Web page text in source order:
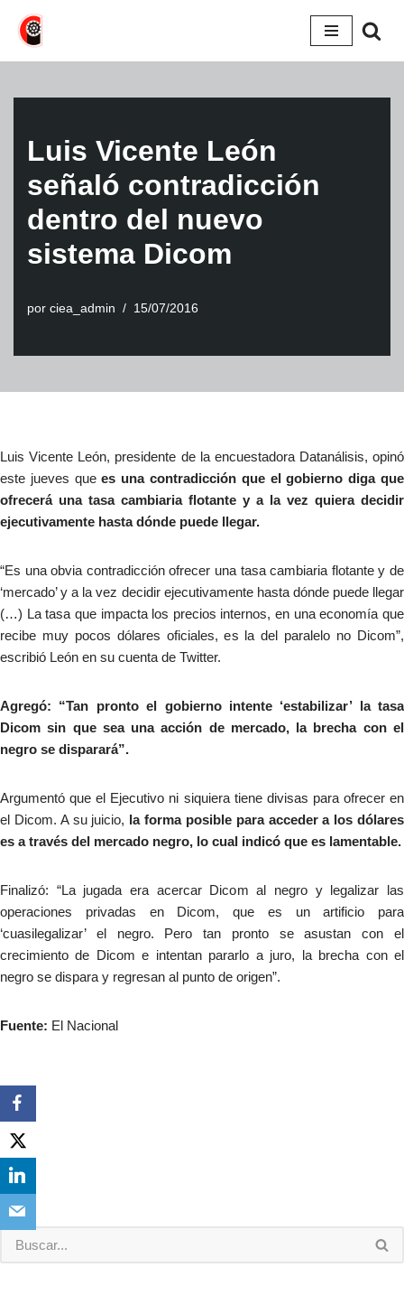
Saltar
Luis Vicente León
señaló contradicción
dentro del nuevo
sistema Dicom
por ciea_admin 15/07/2016
Luis Vicente León, presidente de la encuestadora Datanálisis, opinó
este jueves quees una contradicción que el gobierno diga que
ofrecerá una tasa cambiaria flotante y a la vez quiera decidir
ejecutivamente hasta dónde puede llegar.
“Es una obvia contradicción ofrecer una tasa cambiaria flotante y de
‘mercado’ y a la vez decidir ejecutivamente hasta dónde puede llegar
(…) La tasa que impacta los precios internos, en una economía que
recibe muy pocos dólares oficiales, es la del paralelo no Dicom”,
escribió León en su cuenta de Twitter.
Agregó: “Tan pronto el gobierno intente ‘estabilizar’ la tasa
Dicom sin que sea una acción de mercado, la brecha con el
negro se disparará”.
Argumentó que el Ejecutivo ni siquiera tiene divisas para ofrecer en
el Dicom. A su juicio, la forma posible para acceder a los dólares
es a través del mercado negro, lo cual indicó que es lamentable.
Finalizó: “La jugada era acercar Dicom al negro y legalizar las
operaciones privadas en Dicom, que es un artificio para
‘cuasilegalizar’ el negro. Pero tan pronto se asustan con el
crecimiento de Dicom e intentan pararlo a juro, la brecha con el
negro se dispara y regresan al punto de origen”.
Fuente: El Nacional